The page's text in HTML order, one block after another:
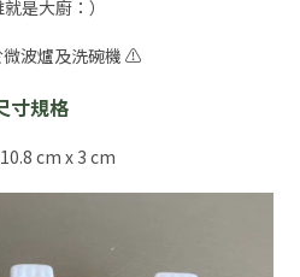
是大廚：）
波爐及洗碗機 ⚠️
寸規格
cm x 3 cm